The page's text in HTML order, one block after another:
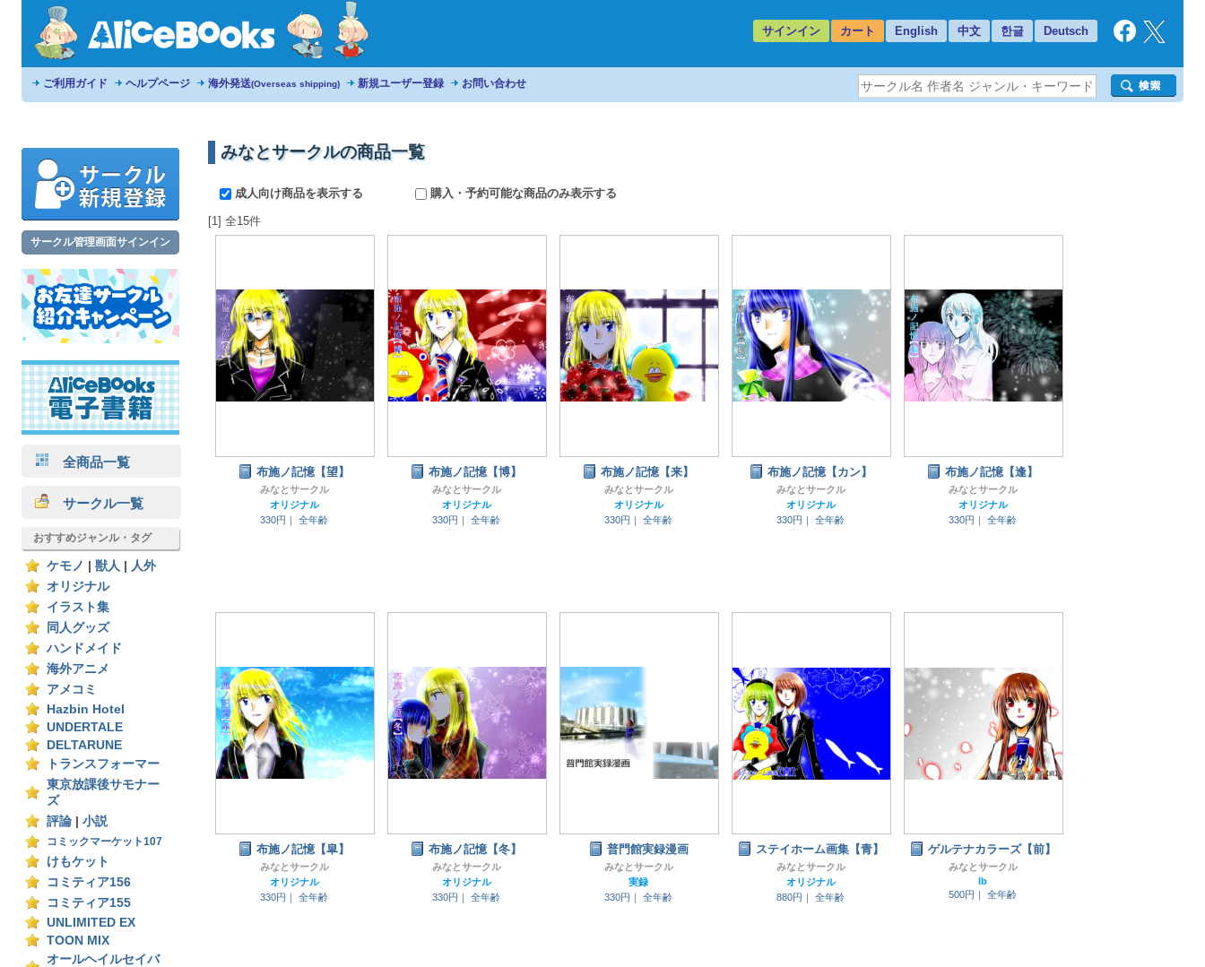
サインイン カート English 中文 한글 Deutsch
ご利用ガイド ヘルプページ 海外発送(Overseas shipping) 新規ユーザー登録 お問い合わせ
サークル管理画面サインイン
全商品一覧
サークル一覧
おすすめジャンル・タグ
ケモノ 獣人
人外
オリジナル
イラスト集
同人グッズ
ハンドメイド
海外アニメ
アメコミ
Hazbin Hotel
UNDERTALE
DELTARUNE
トランスフォーマー
東京放課後サモナー
ズ
評論
小説
コミックマーケット107
けもケット
コミティア156
コミティア155
UNLIMITED EX
TOON MIX
オールヘイルセイバ
みなとサークルの商品一覧
成人向け商品を表示する 購入・予約可能な商品のみ表示する
[1] 全15件
布施ノ記憶【望】
みなとサークル
オリジナル
330円｜
全年齢
布施ノ記憶【博】
みなとサークル
オリジナル
330円｜
全年齢
布施ノ記憶【来】
みなとサークル
オリジナル
330円｜
全年齢
布施ノ記憶【カン】
みなとサークル
オリジナル
330円｜
全年齢
布施ノ記憶【逢】
みなとサークル
オリジナル
330円｜
全年齢
布施ノ記憶【皐】
みなとサークル
オリジナル
330円｜
全年齢
布施ノ記憶【冬】
みなとサークル
オリジナル
330円｜
全年齢
普門館実録漫画
みなとサークル
実録
330円｜
全年齢
ステイホーム画集【青】
みなとサークル
オリジナル
880円｜
全年齢
ゲルテナカラーズ【前】
みなとサークル
Ib
500円｜
全年齢